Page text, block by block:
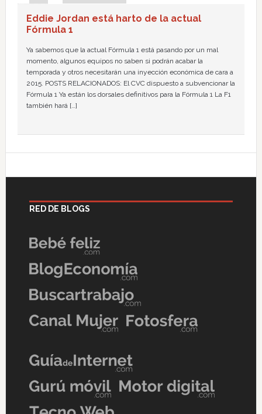
Eddie Jordan está harto de la actual
Fórmula 1
Ya sabemos que la actual Fórmula 1 está pasando por un mal
momento, algunos equipos no saben si podrán acabar la
temporada y otros necesitarán una inyección económica de cara a
2015. POSTS RELACIONADOS: El CVC dispuesto a subvencionar la
Fórmula 1 Ya están los dorsales definitivos para la Fórmula 1 La F1
también hará […]
RED DE BLOGS